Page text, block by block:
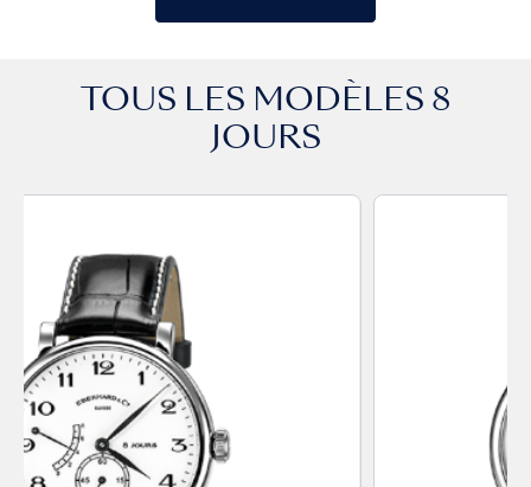
TOUS LES MODÈLES 8
JOURS